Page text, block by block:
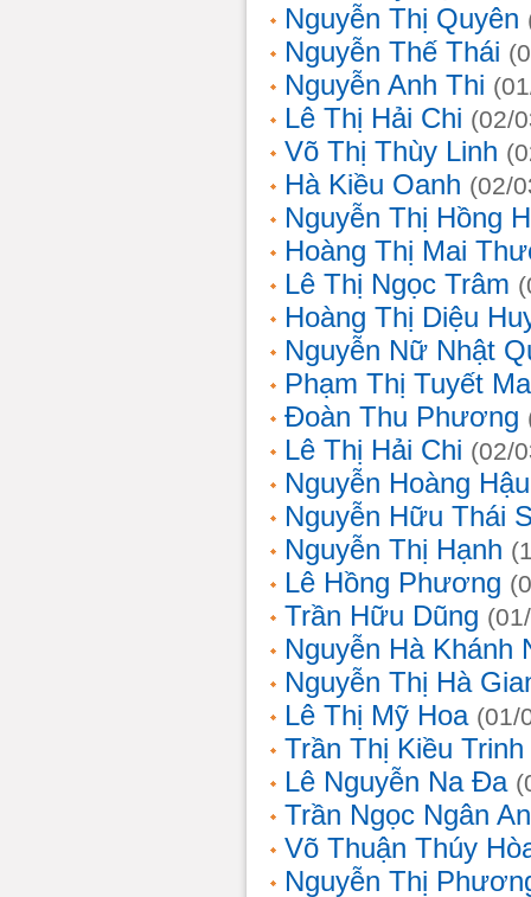
Nguyễn Thị Quyên
Nguyễn Thế Thái
Nguyễn Anh Thi
Lê Thị Hải Chi (02/
Võ Thị Thùy Linh
Hà Kiều Oanh (02/
Nguyễn Thị Hồng
Hoàng Thị Mai
Lê Thị Ngọc Trâm
Hoàng Thị Diệu
Nguyễn Nữ Nhật
Phạm Thị Tuyết
Đoàn Thu Phương
Lê Thị Hải Chi (02/
Nguyễn Hoàng Hậu
Nguyễn Hữu Thái
Nguyễn Thị Hạnh
Lê Hồng Phương
Trần Hữu Dũng
Nguyễn Hà Khánh
Nguyễn Thị Hà
Lê Thị Mỹ Hoa (01/
Trần Thị Kiều Trinh
Lê Nguyễn Na Đa
Trần Ngọc Ngân
Võ Thuận Thúy
Nguyễn Thị